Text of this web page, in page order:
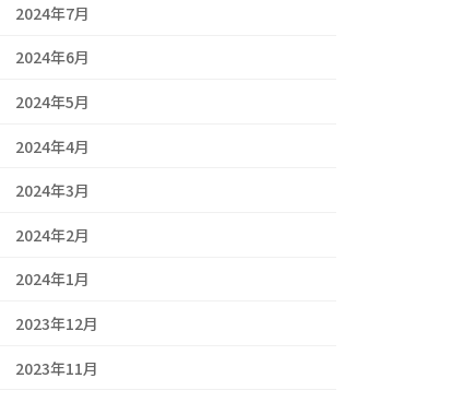
2024年7月
2024年6月
2024年5月
2024年4月
2024年3月
2024年2月
2024年1月
2023年12月
2023年11月